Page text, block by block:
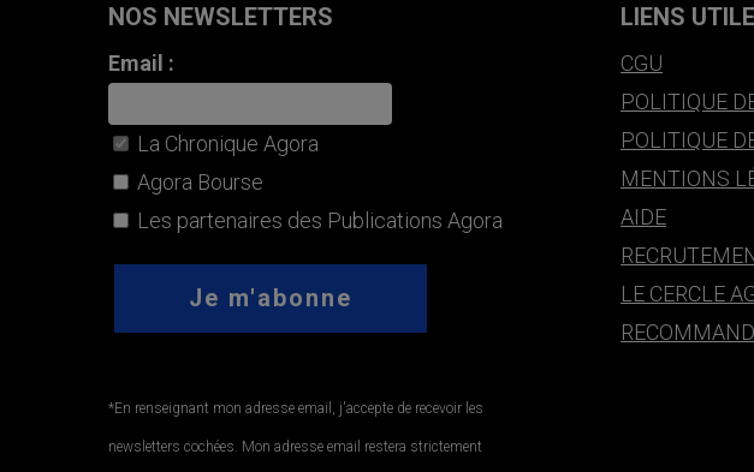
NOS NEWSLETTERS
Email :
La Chronique Agora
Agora Bourse
Les partenaires des Publications Agora
*En renseignant mon adresse email, j'accepte de recevoir les
newsletters cochées. Mon adresse email restera strictement
LIENS
CGU
POLITIQUE
POLITIQUE
MENTIONS
AIDE
LE CERCLE